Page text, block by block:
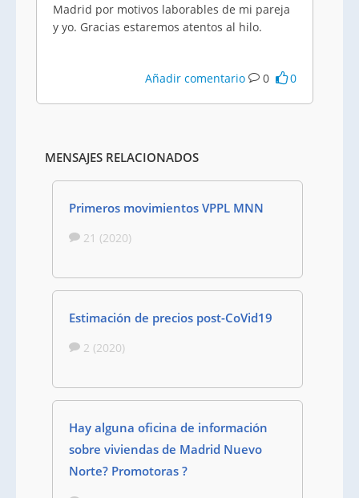
Madrid por motivos laborables de mi pareja
y yo. Gracias estaremos atentos al hilo.
Añadir comentario 0 0
MENSAJES RELACIONADOS
Primeros movimientos VPPL MNN
21 (2020)
Estimación de precios post-CoVid19
2 (2020)
Hay alguna oficina de información
sobre viviendas de Madrid Nuevo
Norte? Promotoras ?